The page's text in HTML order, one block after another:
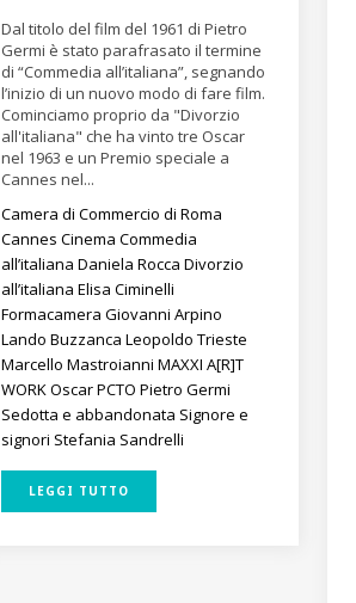
Dal titolo del film del 1961 di Pietro
Germi è stato parafrasato il termine
di “Commedia all’italiana”, segnando
l’inizio di un nuovo modo di fare film.
Cominciamo proprio da "Divorzio
all'italiana" che ha vinto tre Oscar
nel 1963 e un Premio speciale a
Cannes nel...
Camera di Commercio di Roma
CannesCinemaCommedia
all’italianaDaniela RoccaDivorzio
all’italianaElisa Ciminelli
FormacameraGiovanni Arpino
Lando BuzzancaLeopoldo Trieste
Marcello MastroianniMAXXI A[R]T
WORKOscarPCTOPietro Germi
Sedotta e abbandonata Signore e
signori Stefania Sandrelli
LEGGI TUTTO